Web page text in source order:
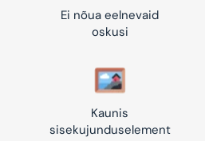
Ei nõua eelnevaid
oskusi
Kaunis
sisekujunduselement